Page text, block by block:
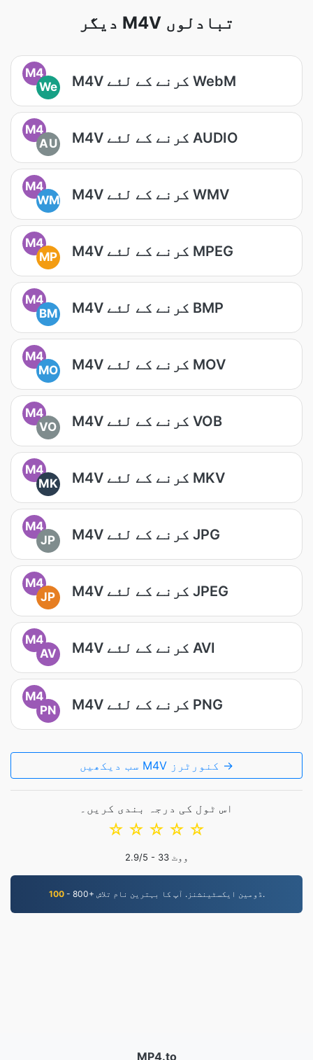
دیگر M4V تبادلوں
M4
We
M4V کرنے کے لئے WebM
M4
AU
M4V کرنے کے لئے AUDIO
M4
WM
M4V کرنے کے لئے WMV
M4
MP
M4V کرنے کے لئے MPEG
M4
BM
M4V کرنے کے لئے BMP
M4
MO
M4V کرنے کے لئے MOV
M4
VO
M4V کرنے کے لئے VOB
M4
MK
M4V کرنے کے لئے MKV
M4
JP
M4V کرنے کے لئے JPG
M4
JP
M4V کرنے کے لئے JPEG
M4
AV
M4V کرنے کے لئے AVI
M4
PN
M4V کرنے کے لئے PNG
سب دیکھیں M4V کنورٹرز →
اس ٹول کی درجہ بندی کریں۔
☆
☆
☆
☆
☆
2.9/5 - 33 ووٹ
100 - 800+ ڈومین ایکسٹینشنز. آپ کا بہترین نام تلاش.
MP4.to